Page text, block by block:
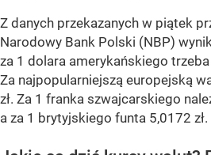
Z danych przekazanych w piątek
Narodowy Bank Polski (NBP)
za 1 dolara amerykańskiego trzeba
Za najpopularniejszą europejską
zł. Za 1 franka szwajcarskiego
a za 1 brytyjskiego funta 5,0172 zł.